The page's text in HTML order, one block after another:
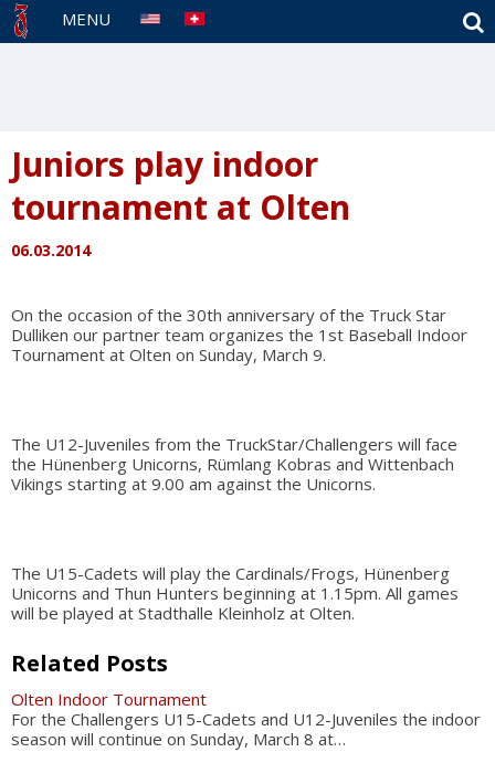
MENU
Juniors play indoor
tournament at Olten
06.03.2014
On the occasion of the 30th anniversary of the Truck Star
Dulliken our partner team organizes the 1st Baseball Indoor
Tournament at Olten on Sunday, March 9.
The U12-Juveniles from the TruckStar/Challengers will face
the Hünenberg Unicorns, Rümlang Kobras and Wittenbach
Vikings starting at 9.00 am against the Unicorns.
The U15-Cadets will play the Cardinals/Frogs, Hünenberg
Unicorns and Thun Hunters beginning at 1.15pm. All games
will be played at Stadthalle Kleinholz at Olten.
Related Posts
Olten Indoor Tournament
For the Challengers U15-Cadets and U12-Juveniles the indoor
season will continue on Sunday, March 8 at…